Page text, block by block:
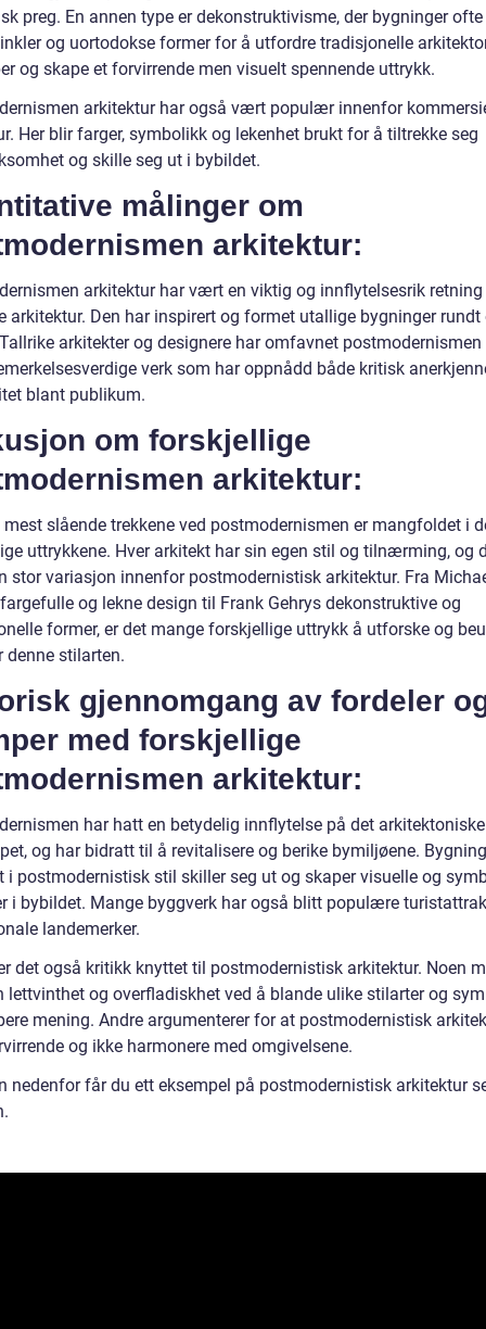
preg. En annen type er dekonstruktivisme, der bygninger
og uortodokse former for å utfordre tradisjonelle
og skape et forvirrende men visuelt spennende uttrykk.
arkitektur har også vært populær innenfor
Her blir farger, symbolikk og lekenhet brukt for å tiltrekke seg
og skille seg ut i bybildet.
målinger om
arkitektur:
arkitektur har vært en viktig og innflytelsesrik retning
arkitektur. Den har inspirert og formet utallige bygninger rundt
arkitekter og designere har omfavnet postmodernismen
verk som har oppnådd både kritisk
blant publikum.
om forskjellige
arkitektur:
mest slående trekkene ved postmodernismen er mangfoldet i
uttrykkene. Hver arkitekt har sin egen stil og tilnærming, og
stor variasjon innenfor postmodernistisk arkitektur. Fra
og lekne design til Frank Gehrys dekonstruktive og
former, er det mange forskjellige uttrykk å utforske og
denne stilarten.
gjennomgang av fordeler
med forskjellige
arkitektur:
har hatt en betydelig innflytelse på det arkitektoniske
og har bidratt til å revitalisere og berike bymiljøene.
i postmodernistisk stil skiller seg ut og skaper visuelle og
i bybildet. Mange byggverk har også blitt populære
landemerker.
det også kritikk knyttet til postmodernistisk arkitektur. Noen
lettvinthet og overfladiskhet ved å blande ulike stilarter og
mening. Andre argumenterer for at postmodernistisk
og ikke harmonere med omgivelsene.
nedenfor får du ett eksempel på postmodernistisk arkitektur